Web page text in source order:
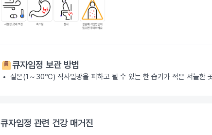
큐자임정 보관 방법
실온(1～30℃) 직사일광을 피하고 될 수 있는 한 습기가 적은 서늘한
큐자임정 관련 건강 매거진